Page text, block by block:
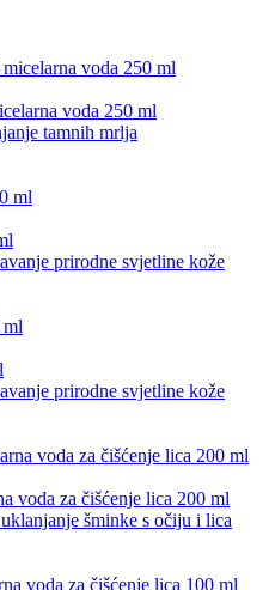
voda 250 ml
tamnih mrlja
prirodne svjetline kože
prirodne svjetline kože
voda za čišćenje lica 200 ml
šminke s očiju i lica